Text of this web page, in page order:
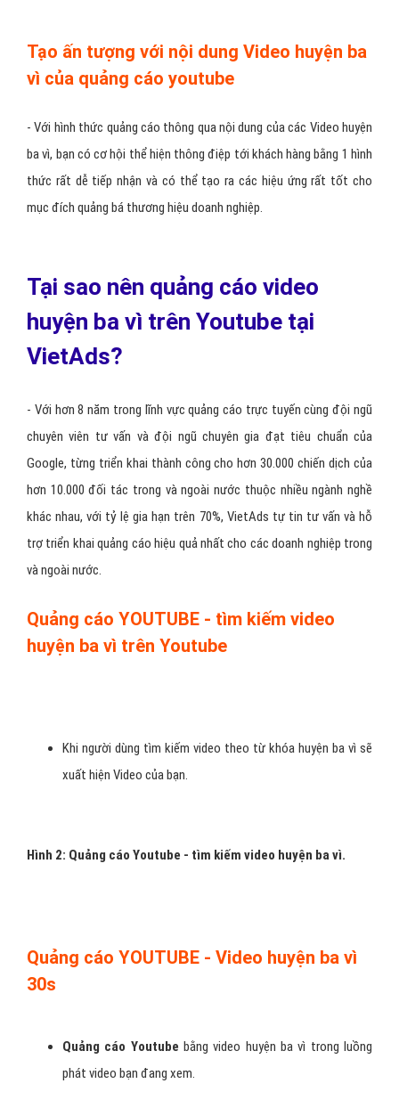
Tạo ấn tượng với nội dung Video huyện ba
vì của quảng cáo youtube
- Với hình thức quảng cáo thông qua nội dung của các Video huyện
ba vì, bạn có cơ hội thể hiện thông điệp tới khách hàng bằng 1 hình
thức rất dễ tiếp nhận và có thể tạo ra các hiệu ứng rất tốt cho
mục đích quảng bá thương hiệu doanh nghiệp.
Tại sao nên quảng cáo video
huyện ba vì trên Youtube tại
VietAds?
- Với hơn 8 năm trong lĩnh vực quảng cáo trực tuyến cùng đội ngũ
chuyên viên tư vấn và đội ngũ chuyên gia đạt tiêu chuẩn của
Google, từng triển khai thành công cho hơn 30.000 chiến dịch của
hơn 10.000 đối tác trong và ngoài nước thuộc nhiều ngành nghề
khác nhau, với tỷ lệ gia hạn trên 70%, VietAds tự tin tư vấn và hỗ
trợ triển khai quảng cáo hiệu quả nhất cho các doanh nghiệp trong
và ngoài nước.
Quảng cáo YOUTUBE - tìm kiếm video
huyện ba vì trên Youtube
Khi người dùng tìm kiếm video theo từ khóa huyện ba vì sẽ
xuất hiện Video của bạn.
Hình 2: Quảng cáo Youtube - tìm kiếm video huyện ba vì.
Quảng cáo YOUTUBE - Video huyện ba vì
30s
Quảng cáo Youtube bằng video huyện ba vì trong luồng
phát video bạn đang xem.